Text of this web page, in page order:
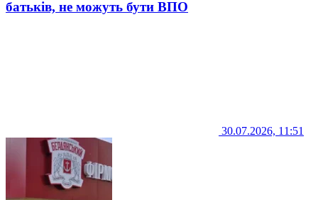
батьків, не можуть бути ВПО
30.07.2026, 11:51